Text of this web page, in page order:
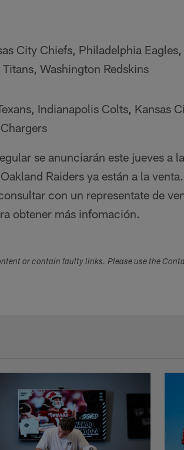
City Chiefs, Philadelphia Eagles,
Washington Redskins
Indianapolis Colts, Kansas
se anunciarán este jueves a
Raiders ya están a la
con un representate de
obtener más infomación.
or contain faulty links. Please use the